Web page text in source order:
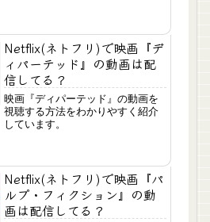
Netflix(ネトフリ)で映画『デ
ィパーテッド』の動画は配
信してる？
映画『ディパーテッド』の動画を
視聴する方法をわかりやすく紹介
しています。
Netflix(ネトフリ)で映画『パ
ルプ・フィクション』の動
画は配信してる？